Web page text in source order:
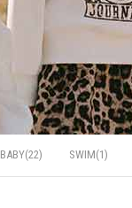
BABY(22) SWIM(1)